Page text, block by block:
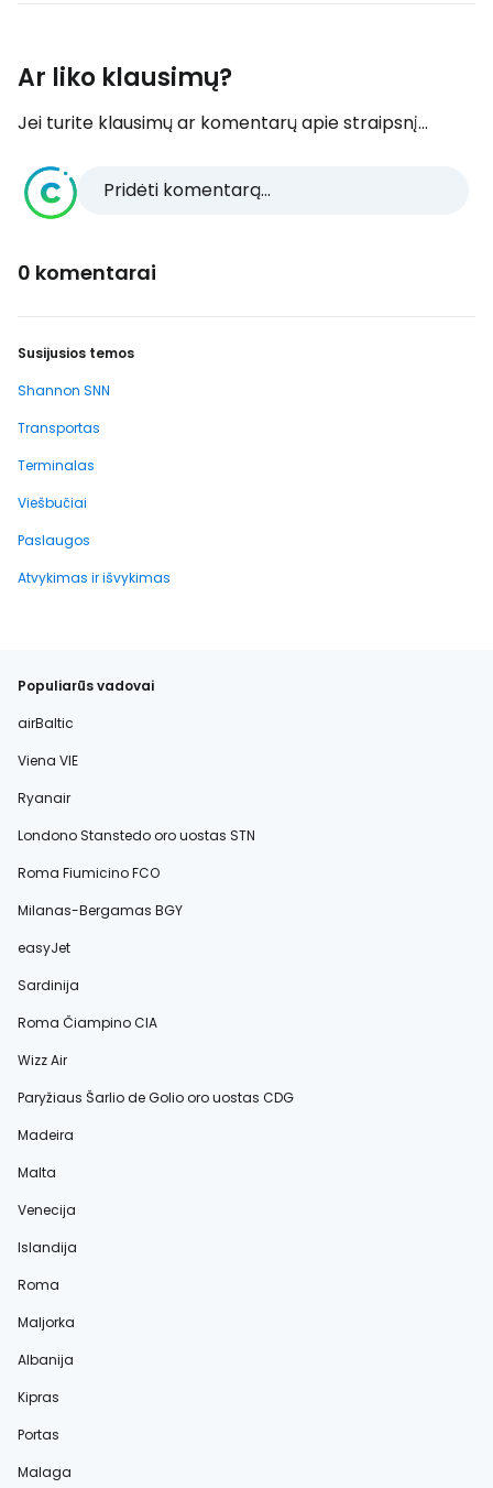
Ar liko klausimų?
Jei turite klausimų ar komentarų apie straipsnį...
Pridėti komentarą...
0 komentarai
Susijusios temos
Shannon SNN
Transportas
Terminalas
Viešbučiai
Paslaugos
Atvykimas ir išvykimas
Populiarūs vadovai
airBaltic
Viena VIE
Ryanair
Londono Stanstedo oro uostas STN
Roma Fiumicino FCO
Milanas-Bergamas BGY
easyJet
Sardinija
Roma Čiampino CIA
Wizz Air
Paryžiaus Šarlio de Golio oro uostas CDG
Madeira
Malta
Venecija
Islandija
Roma
Maljorka
Albanija
Kipras
Portas
Malaga